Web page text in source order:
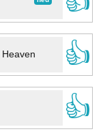
👍
👍